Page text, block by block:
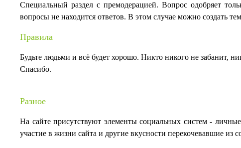
Специальный раздел с премодерацией. Вопрос одобряет
вопросы не находится ответов. В этом случае можно создать
Правила
Будьте людьми и всё будет хорошо. Никто никого не забанит,
Спасибо.
Разное
На сайте присутствуют элементы социальных систем -
участие в жизни сайта и другие вкусности перекочевавшие из